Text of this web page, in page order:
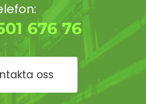
676 76
oss